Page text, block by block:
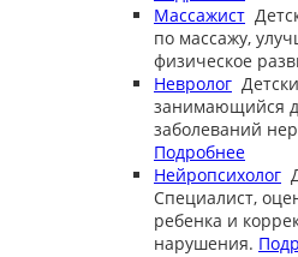
Массажист
по массажу,
физическое
Невролог
занимающийся
заболеваний
Подробнее
Нейропсихолог
Специалист,
ребенка и
нарушения.